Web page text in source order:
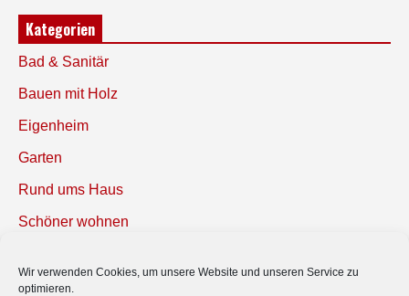
Wir verwenden Cookies, um unsere Website und unseren Service zu
optimieren.
Kategorien
Bad & Sanitär
Bauen mit Holz
Eigenheim
Garten
Rund ums Haus
Schöner wohnen